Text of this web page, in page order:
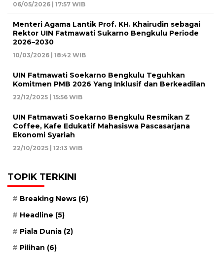
06/05/2026 | 17:57 WIB
Menteri Agama Lantik Prof. KH. Khairudin sebagai
Rektor UIN Fatmawati Sukarno Bengkulu Periode
2026–2030
10/03/2026 | 18:42 WIB
UIN Fatmawati Soekarno Bengkulu Teguhkan
Komitmen PMB 2026 Yang Inklusif dan Berkeadilan
22/12/2025 | 15:56 WIB
UIN Fatmawati Soekarno Bengkulu Resmikan Z
Coffee, Kafe Edukatif Mahasiswa Pascasarjana
Ekonomi Syariah
22/10/2025 | 12:13 WIB
TOPIK TERKINI
Breaking News (6)
Headline (5)
Piala Dunia (2)
Pilihan (6)